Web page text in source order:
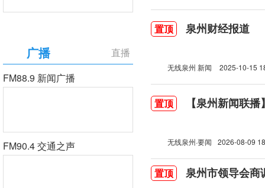
直播
广播
FM88.9 新闻广播
FM90.4 交通之声
置顶 泉州财经报道
无线泉州 新闻 2025-10-15
置顶 【泉州新闻联
无线泉州·要闻 2026-08-09
置顶 泉州市领导会商